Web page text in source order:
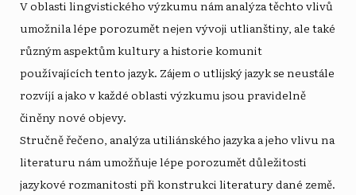
V oblasti lingvistického výzkumu nám analýza těchto vlivů
umožnila lépe porozumět nejen vývoji utlianštiny, ale také
různým aspektům kultury a historie komunit
používajících tento jazyk. Zájem o utlijský jazyk se neustále
rozvíjí a jako v každé oblasti výzkumu jsou pravidelně
činěny nové objevy.
Stručně řečeno, analýza utiliánského jazyka a jeho vlivu na
literaturu nám umožňuje lépe porozumět důležitosti
jazykové rozmanitosti při konstrukci literatury dané země.